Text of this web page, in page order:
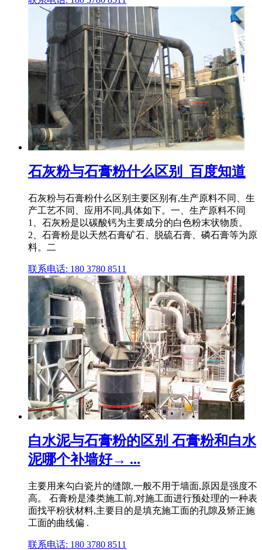
石灰粉与石膏粉什么区别_百度知道
石灰粉与石膏粉什么区别主要区别有,生产原料不同、生
产工艺不同、应用不同,具体如下。一、生产原料不同
1、石灰粉是以碳酸钙为主要成分的白色粉末状物质。
2、石膏粉是以天然石膏矿石、脱硫石膏、磷石膏等为原
料。二
联系电话: 180 3780 8511
白水泥与石膏粉的区别 石膏粉和白水
泥哪个补墙好→ ...
主要用来勾白瓷片的缝隙,一般不用于墙面,原因是强度不
高。 石膏粉是漆类施工前,对施工面进行预处理的一种表
面找平粉状材料,主要目的是填充施工面的孔隙及矫正施
工面的曲线偏 .
联系电话: 180 3780 8511